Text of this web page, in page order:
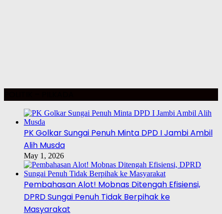
PK Golkar Sungai Penuh Minta DPD I Jambi Ambil
Alih Musda
May 1, 2026
Pembahasan Alot! Mobnas Ditengah Efisiensi,
DPRD Sungai Penuh Tidak Berpihak ke
Masyarakat